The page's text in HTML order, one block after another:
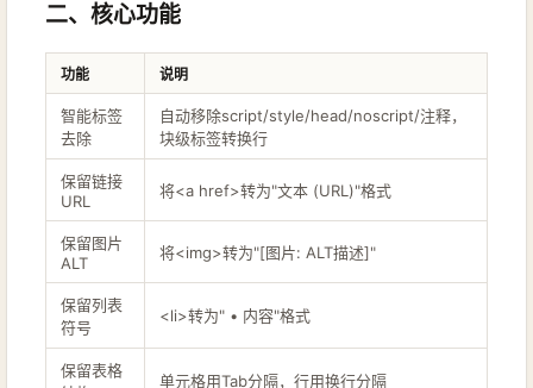
二、核心功能
功能 说明
智能标签
去除
自动移除script/style/head/noscript/注释，
块级标签转换行
保留链接
URL
将<a href>转为"文本 (URL)"格式
保留图片
ALT
将<img>转为"[图片: ALT描述]"
保留列表
符号
<li>转为" • 内容"格式
保留表格
单元格用Tab分隔，行用换行分隔